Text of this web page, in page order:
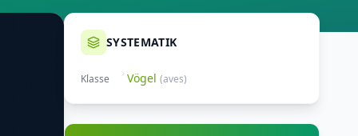
SYSTEMATIK
Klasse Vögel (aves)